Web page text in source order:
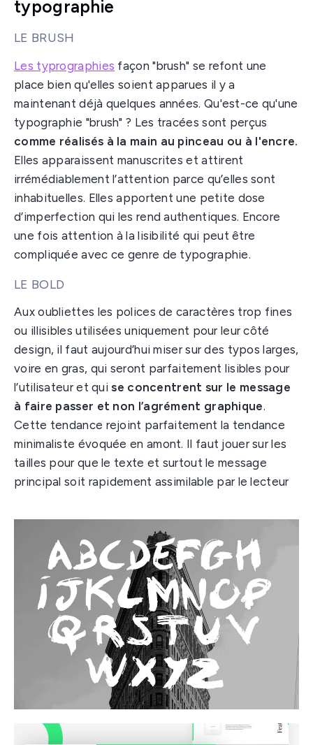
typographie
LE BRUSH
Les typrographies façon "brush" se refont une
place bien qu'elles soient apparues il y a
maintenant déjà quelques années. Qu'est-ce qu'une
typographie "brush" ? Les tracées sont perçus
comme réalisés à la main au pinceau ou à l'encre.
Elles apparaissent manuscrites et attirent
irrémédiablement l’attention parce qu’elles sont
inhabituelles. Elles apportent une petite dose
d’imperfection qui les rend authentiques. Encore
une fois attention à la lisibilité qui peut être
compliquée avec ce genre de typographie.
LE BOLD
Aux oubliettes les polices de caractères trop fines
ou illisibles utilisées uniquement pour leur côté
design, il faut aujourd’hui miser sur des typos larges,
voire en gras, qui seront parfaitement lisibles pour
l’utilisateur et quise concentrent sur le message
à faire passer et non l’agrément graphique.
Cette tendance rejoint parfaitement la tendance
minimaliste évoquée en amont. Il faut jouer sur les
tailles pour que le texte et surtout le message
principal soit rapidement assimilable par le lecteur